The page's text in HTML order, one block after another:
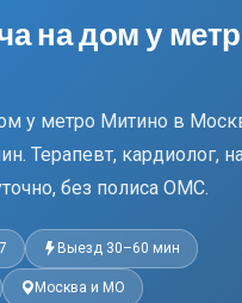
на дом у
у метро Митино в
Терапевт, кардиолог,
без полиса ОМС.
Выезд 30–60 мин
Москва и МО